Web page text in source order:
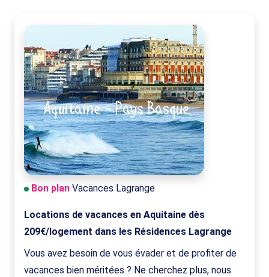
Bon plan Vacances Lagrange
Locations de vacances en Aquitaine dès
209€/logement dans les Résidences Lagrange
Vous avez besoin de vous évader et de profiter de
vacances bien méritées ? Ne cherchez plus, nous